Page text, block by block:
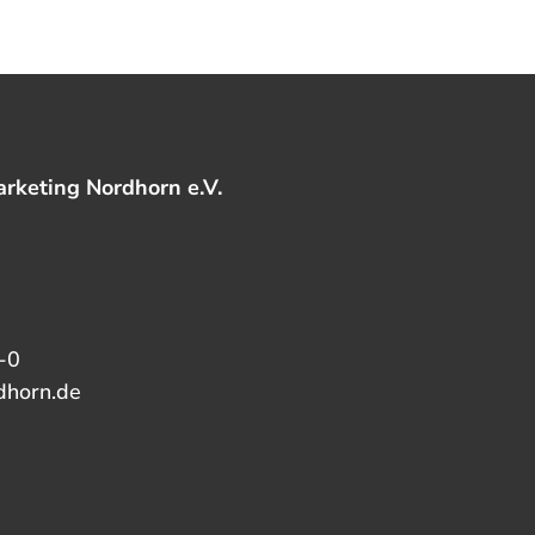
Nordhorn e.V.
0